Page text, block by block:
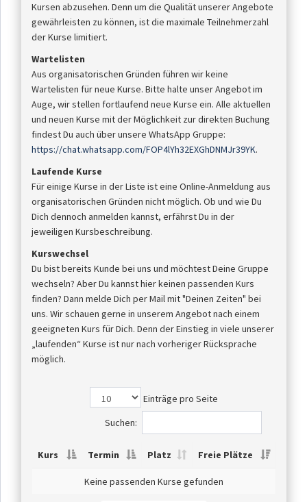
Kursen abzusehen. Denn um die Qualität unserer Angebote
gewährleisten zu können, ist die maximale Teilnehmerzahl
der Kurse limitiert.
Wartelisten
Aus organisatorischen Gründen führen wir keine
Wartelisten für neue Kurse. Bitte halte unser Angebot im
Auge, wir stellen fortlaufend neue Kurse ein. Alle aktuellen
und neuen Kurse mit der Möglichkeit zur direkten Buchung
findest Du auch über unsere WhatsApp Gruppe:
https://chat.whatsapp.com/FOP4lYh32EXGhDNMJr39YK.
Laufende Kurse
Für einige Kurse in der Liste ist eine Online-Anmeldung aus
organisatorischen Gründen nicht möglich. Ob und wie Du
Dich dennoch anmelden kannst, erfährst Du in der
jeweiligen Kursbeschreibung.
Kurswechsel
Du bist bereits Kunde bei uns und möchtest Deine Gruppe
wechseln? Aber Du kannst hier keinen passenden Kurs
finden? Dann melde Dich per Mail mit "Deinen Zeiten" bei
uns. Wir schauen gerne in unserem Angebot nach einem
geeigneten Kurs für Dich. Denn der Einstieg in viele unserer
„laufenden“ Kurse ist nur nach vorheriger Rücksprache
möglich.
Einträge pro Seite
Suchen:
Kurs Termin Platz Freie Plätze
Keine passenden Kurse gefunden